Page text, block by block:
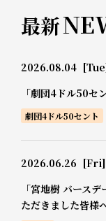
最新
2026.08.04
「劇団4ドル50セ
劇団4ドル50セント
2026.06.26 [Fri]
「宮地樹 バース
ただきました皆様